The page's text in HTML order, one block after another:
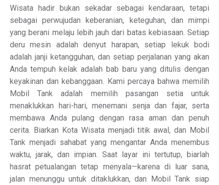
Wisata hadir bukan sekadar sebagai kendaraan, tetapi
sebagai perwujudan keberanian, keteguhan, dan mimpi
yang berani melaju lebih jauh dari batas kebiasaan. Setiap
deru mesin adalah denyut harapan, setiap lekuk bodi
adalah janji ketangguhan, dan setiap perjalanan yang akan
Anda tempuh kelak adalah bab baru yang ditulis dengan
keyakinan dan kebanggaan. Kami percaya bahwa memilih
Mobil Tank adalah memilih pasangan setia untuk
menaklukkan hari-hari, menemani senja dan fajar, serta
membawa Anda pulang dengan rasa aman dan penuh
cerita. Biarkan Kota Wisata menjadi titik awal, dan Mobil
Tank menjadi sahabat yang mengantar Anda menembus
waktu, jarak, dan impian. Saat layar ini tertutup, biarlah
hasrat petualangan tetap menyala—karena di luar sana,
jalan menunggu untuk ditaklukkan, dan Mobil Tank siap